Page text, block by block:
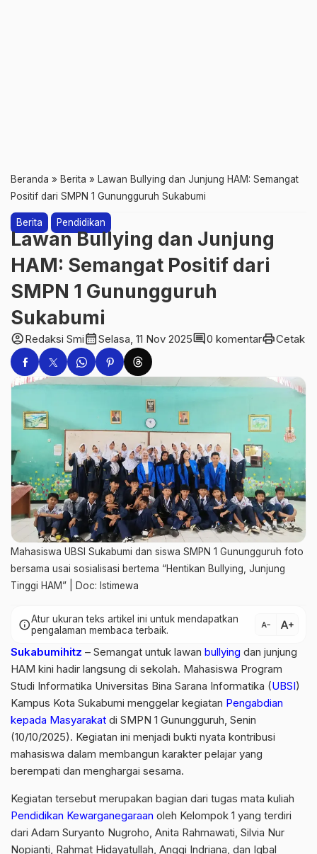
Beranda » Berita » Lawan Bullying dan Junjung HAM: Semangat
Positif dari SMPN 1 Gunungguruh Sukabumi
Berita Pendidikan
Lawan Bullying dan Junjung
HAM: Semangat Positif dari
SMPN 1 Gunungguruh
Sukabumi
account_circleRedaksi Smicalendar_monthSelasa, 11 Nov 2025comment0 komentarprintCetak
Mahasiswa UBSI Sukabumi dan siswa SMPN 1 Gunungguruh foto
bersama usai sosialisasi bertema “Hentikan Bullying, Junjung
Tinggi HAM” | Doc: Istimewa
infoAtur ukuran teks artikel ini untuk mendapatkan
pengalaman membaca terbaik.
text_decrease text_increase
Sukabumihitz – Semangat untuk lawan bullying dan junjung
HAM kini hadir langsung di sekolah. Mahasiswa Program
Studi Informatika Universitas Bina Sarana Informatika (UBSI)
Kampus Kota Sukabumi menggelar kegiatan Pengabdian
kepada Masyarakat di SMPN 1 Gunungguruh, Senin
(10/10/2025). Kegiatan ini menjadi bukti nyata kontribusi
mahasiswa dalam membangun karakter pelajar yang
berempati dan menghargai sesama.
Kegiatan tersebut merupakan bagian dari tugas mata kuliah
Pendidikan Kewarganegaraan oleh Kelompok 1 yang terdiri
dari Adam Suryanto Nugroho, Anita Rahmawati, Silvia Nur
Nopianti, Rahmat Hidayatullah, Anggi Indriana, dan Iqbal